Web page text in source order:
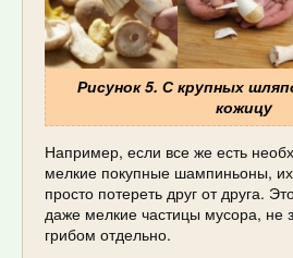
Рисунок 5. С крупных
кожицу
Например, если все же есть
мелкие покупные шампиньоны,
просто потереть друг от друга.
даже мелкие частицы мусора, не
грибом отдельно.